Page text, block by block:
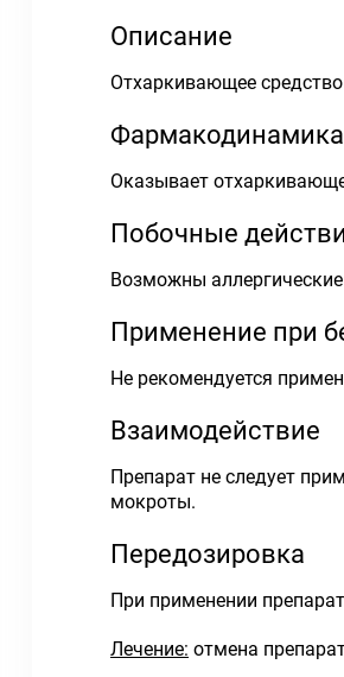
Описание
Отхаркивающее
Фармакодинамика
Оказывает
Побочные
Возможны
Применение при
Не рекомендуется
Взаимодействие
Препарат не следует
мокроты.
Передозировка
При применении
Лечение: отмена